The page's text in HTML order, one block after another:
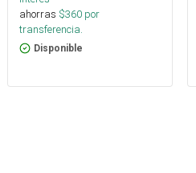
ahorras $360 por
transferencia.
Disponible